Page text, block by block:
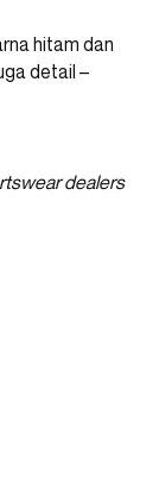
hitam dan
detail –
dealers